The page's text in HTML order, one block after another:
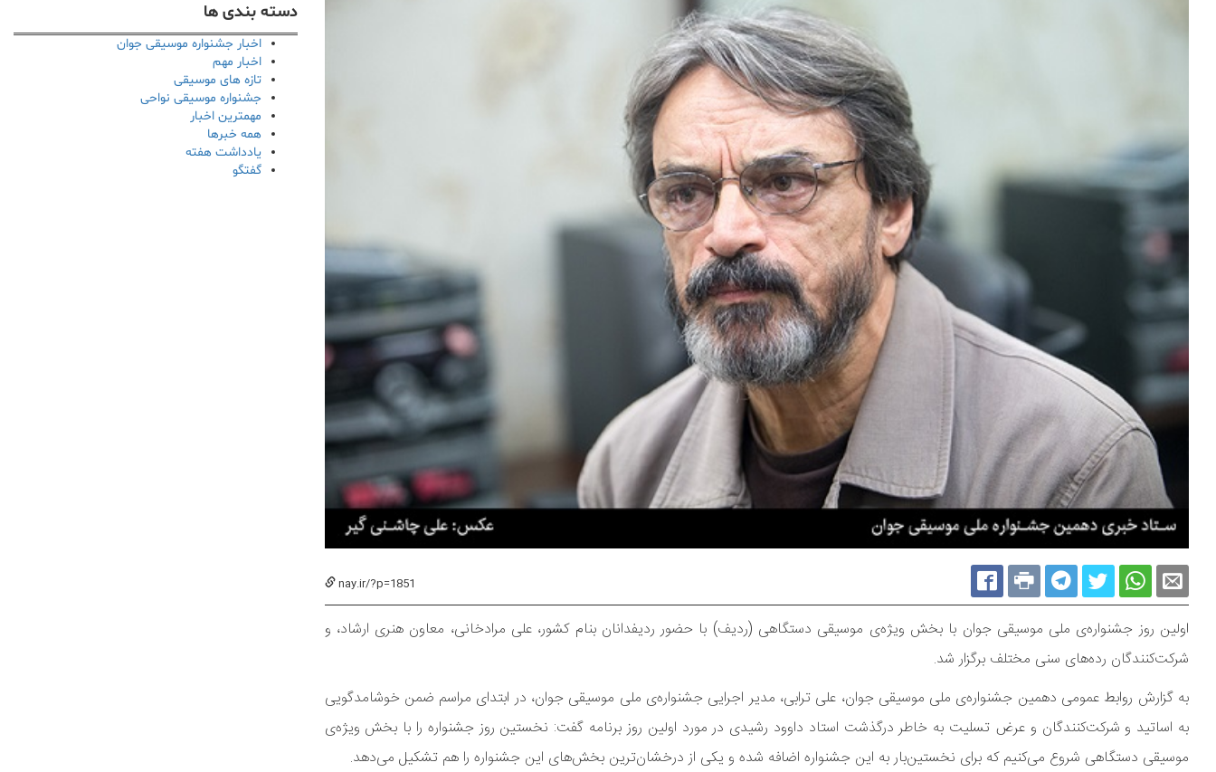
nay.ir/?p=1851
اولین روز جشنواره‌ی ملی موسیقی جوان با بخش ویژه‌ی موسیقی دستگاهی (ردیف) با حضور ردیفدانان بنام کشور، علی مرادخانی، معاون هنری ارشاد، و
شرکت‌کنندگان رده‌های سنی مختلف برگزار شد.
به گزارش روابط عمومی دهمین جشنواره‌ی ملی موسیقی جوان، علی ترابی، مدیر اجرایی جشنواره‌ی ملی موسیقی جوان، در ابتدای مراسم ضمن خوشامدگویی
به اساتید و شرکت‌کنندگان و عرض تسلیت به خاطر درگذشت استاد داوود رشیدی در مورد اولین روز برنامه گفت: نخستین روز جشنواره را با بخش ویژه‌ی
موسیقی دستگاهی شروع می‌کنیم که برای نخستین‌بار به این جشنواره اضافه شده و یکی از درخشان‌ترین بخش‌های این جشنواره را هم تشکیل می‌دهد.
دسته بندی ها
اخبار جشنواره موسیقی جوان
اخبار مهم
تازه های موسیقی
جشنواره موسیقی نواحی
مهمترین اخبار
همه خبرها
یادداشت هفته
گفتگو